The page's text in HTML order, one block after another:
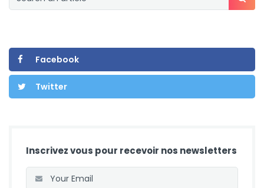
Facebook
Twitter
Inscrivez vous pour recevoir nos newsletters